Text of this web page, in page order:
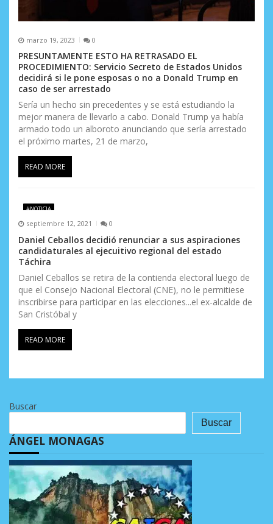
marzo 19, 2023 0
PRESUNTAMENTE ESTO HA RETRASADO EL
PROCEDIMIENTO: Servicio Secreto de Estados Unidos
decidirá si le pone esposas o no a Donald Trump en
caso de ser arrestado
Sería un hecho sin precedentes y se está estudiando la
mejor manera de llevarlo a cabo. Donald Trump ya había
armado todo un alboroto anunciando que sería arrestado
el próximo martes, 21 de marzo,
READ MORE
#NOTICIA
septiembre 12, 2021 0
Daniel Ceballos decidió renunciar a sus aspiraciones
candidaturales al ejecuitivo regional del estado
Táchira
Daniel Ceballos se retira de la contienda electoral luego de
que el Consejo Nacional Electoral (CNE), no le permitiese
inscribirse para participar en las elecciones...el ex-alcalde de
San Cristóbal y
READ MORE
Buscar
Buscar
ÁNGEL MONAGAS